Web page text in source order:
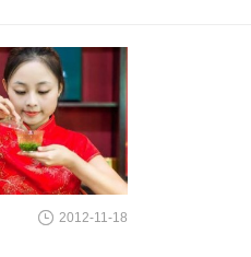
2012-11-18